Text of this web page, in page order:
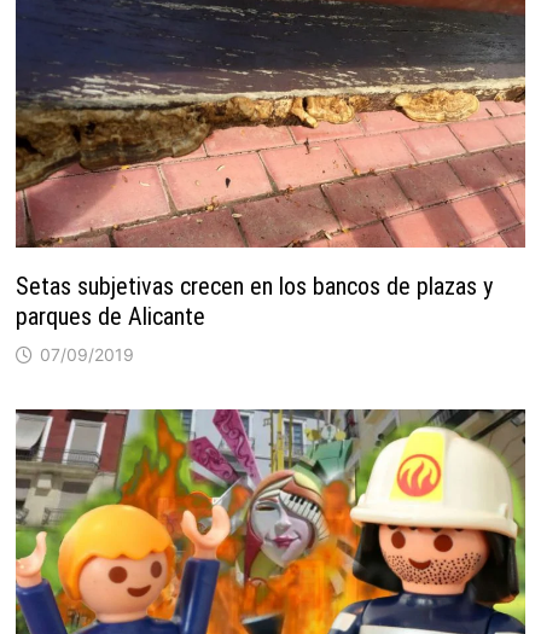
Setas subjetivas crecen en los bancos de plazas y
parques de Alicante
07/09/2019